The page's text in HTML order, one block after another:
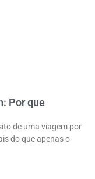
Por que
de uma viagem por
do que apenas o